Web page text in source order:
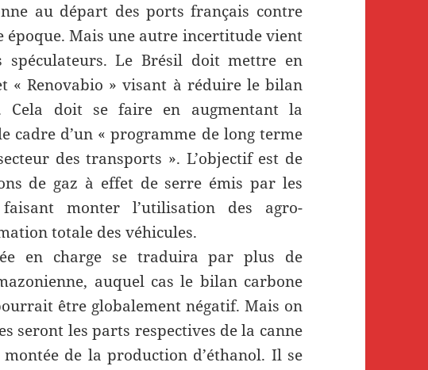
au départ des ports français contre
époque. Mais une autre incertitude vient
spéculateurs. Le Brésil doit mettre en
« Renovabio » visant à réduire le bilan
Cela doit se faire en augmentant la
cadre d’un « programme de long terme
des transports ». L’objectif est de
de gaz à effet de serre émis par les
monter l’utilisation des agro-
totale des véhicules.
en charge se traduira par plus de
auquel cas le bilan carbone
être globalement négatif. Mais on
seront les parts respectives de la canne
de la production d’éthanol. Il se